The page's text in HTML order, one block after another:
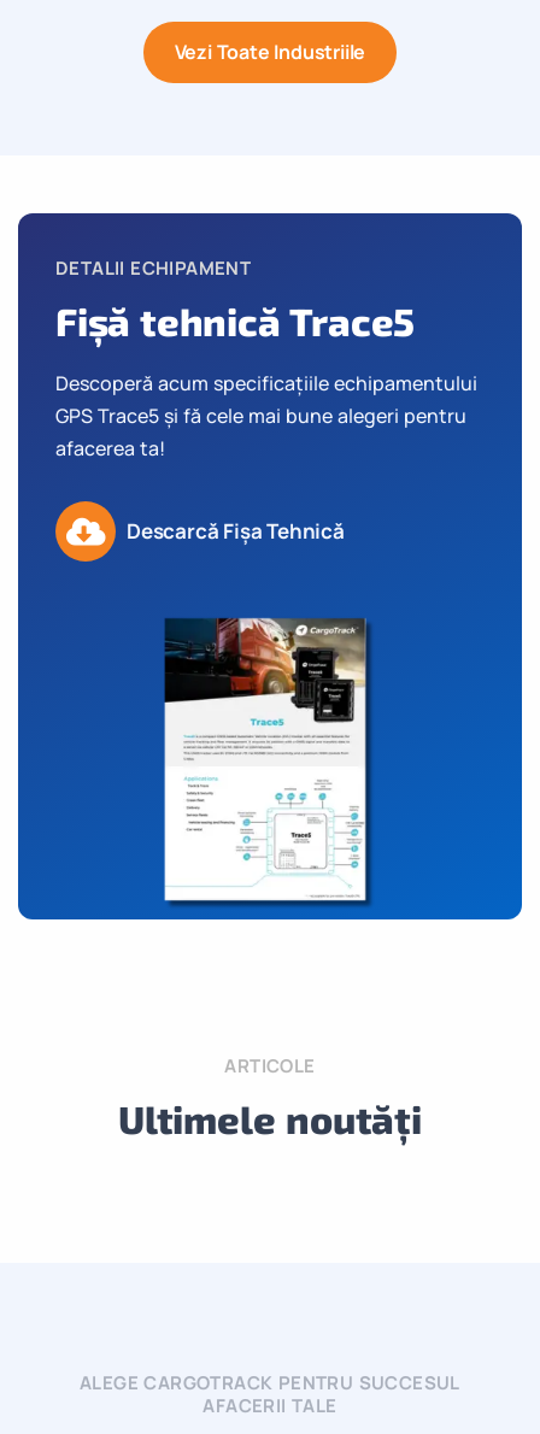
Vezi Toate Industriile
DETALII ECHIPAMENT
Fișă tehnică Trace5
Descoperă acum specificațiile echipamentului
GPS Trace5 și fă cele mai bune alegeri pentru
afacerea ta!
Descarcă Fișa Tehnică
ARTICOLE
Ultimele noutăți
ALEGE CARGOTRACK PENTRU SUCCESUL
AFACERII TALE